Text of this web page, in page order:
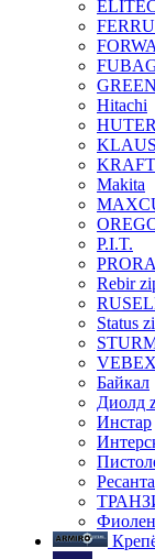
Hitachi
HUTER
Makita
P.I.T.
Rebir
Status
VEBEX
Байкал
Диолд
Инстар
Ресанта